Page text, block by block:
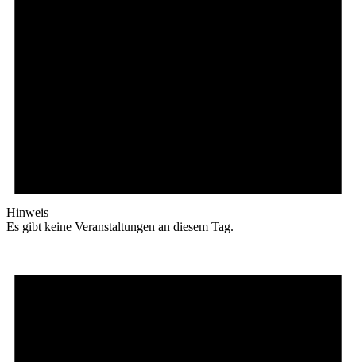
Hinweis
Es gibt keine Veranstaltungen an diesem Tag.